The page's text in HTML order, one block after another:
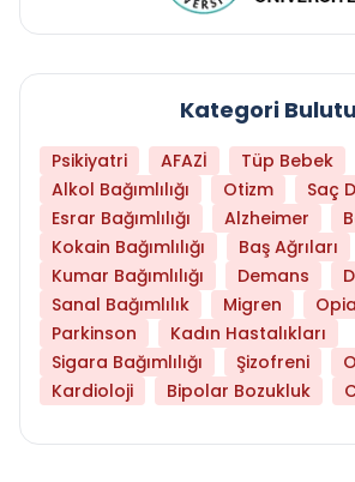
Kategori Bulutu
Psikiyatri AFAZİ
Tüp Bebek
Alkol Bağımlılığı
Otizm
Saç
Esrar Bağımlılığı
Alzheimer
Kokain Bağımlılığı
Baş Ağrıları
Kumar Bağımlılığı
Demans
Sanal Bağımlılık
Migren
Parkinson
Kadın Hastalıkları
Sigara Bağımlılığı
Şizofreni
Kardioloji
Bipolar Bozukluk